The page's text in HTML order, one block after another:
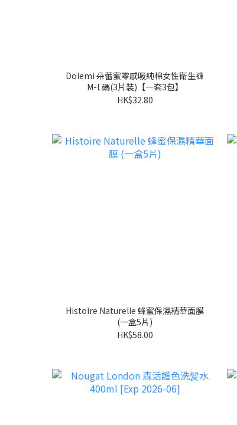
Dolemi 朵蕾蜜零感吸純棉女性衛生褲
M-L碼(3片裝)【一套3包】
HK$32.80
Histoire Naturelle 蜂蜜保濕精華面膜
(一盒5片)
HK$58.00